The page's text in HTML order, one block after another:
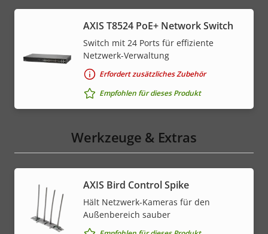
AXIS T8524 PoE+ Network Switch
Switch mit 24 Ports für effiziente
Netzwerk-Verwaltung
Erfordert zusätzliches Zubehör
Empfohlen für dieses Produkt
Werkzeuge & Extras
AXIS Bird Control Spike
Hält Netzwerk-Kameras für den
Außenbereich sauber